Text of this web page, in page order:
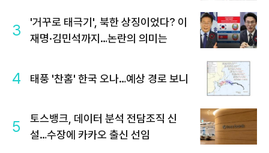
3
'거꾸로 태극기', 북한 상징이었다? 이
재명·김민석까지…논란의 의미는
4 태풍 '찬홈' 한국 오나…예상 경로 보니
5
토스뱅크, 데이터 분석 전담조직 신
설…수장에 카카오 출신 선임